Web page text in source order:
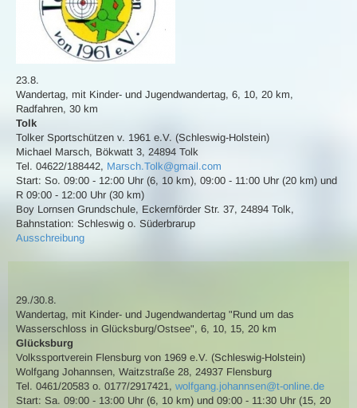
23.8.
Wandertag, mit Kinder- und Jugendwandertag, 6, 10, 20 km,
Radfahren, 30 km
Tolk
Tolker Sportschützen v. 1961 e.V. (Schleswig-Holstein)
Michael Marsch, Bökwatt 3, 24894 Tolk
Tel. 04622/188442, Marsch.Tolk@gmail.com
Start: So. 09:00 - 12:00 Uhr (6, 10 km), 09:00 - 11:00 Uhr (20 km) und
R 09:00 - 12:00 Uhr (30 km)
Boy Lornsen Grundschule, Eckernförder Str. 37, 24894 Tolk,
Bahnstation: Schleswig o. Süderbrarup
Ausschreibung
29./30.8.
Wandertag, mit Kinder- und Jugendwandertag "Rund um das
Wasserschloss in Glücksburg/Ostsee", 6, 10, 15, 20 km
Glücksburg
Volkssportverein Flensburg von 1969 e.V. (Schleswig-Holstein)
Wolfgang Johannsen, Waitzstraße 28, 24937 Flensburg
Tel. 0461/20583 o. 0177/2917421, wolfgang.johannsen@t-online.de
Start: Sa. 09:00 - 13:00 Uhr (6, 10 km) und 09:00 - 11:30 Uhr (15, 20